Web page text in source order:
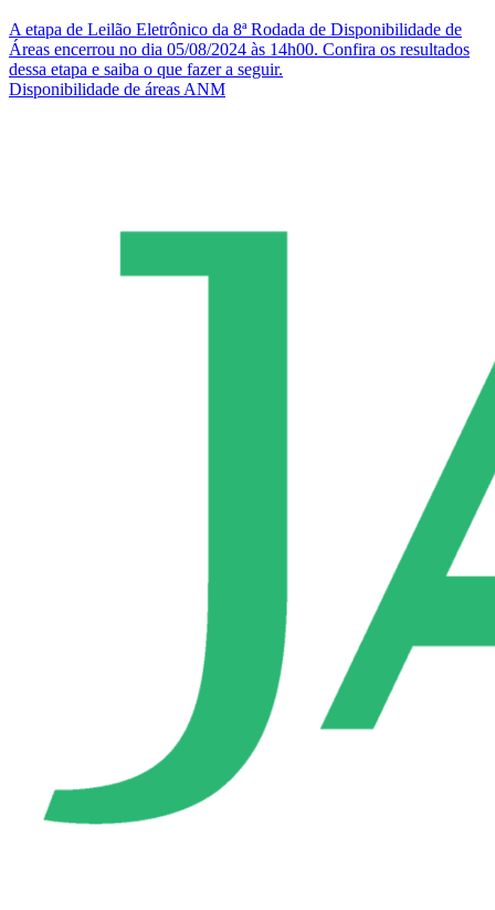
A etapa de Leilão Eletrônico da 8ª Rodada de Disponibilidade de
Áreas encerrou no dia 05/08/2024 às 14h00. Confira os resultados
dessa etapa e saiba o que fazer a seguir.
Disponibilidade de áreas ANM